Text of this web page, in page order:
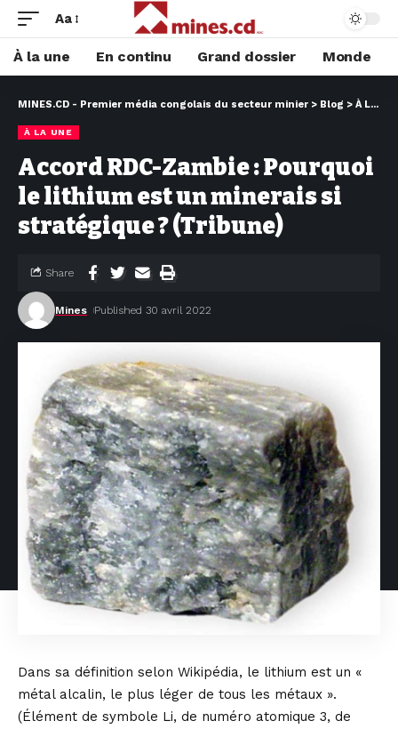
Aa
À la une En continu Grand dossier Monde
MINES.CD - Premier média congolais du secteur minier > Blog > À LA UNE
À LA UNE
Accord RDC-Zambie : Pourquoi
le lithium est un minerais si
stratégique ? (Tribune)
Mines Published 30 avril 2022
Share
Dans sa définition selon Wikipédia, le lithium est un «
métal alcalin, le plus léger de tous les métaux ».
(Élément de symbole Li, de numéro atomique 3, de